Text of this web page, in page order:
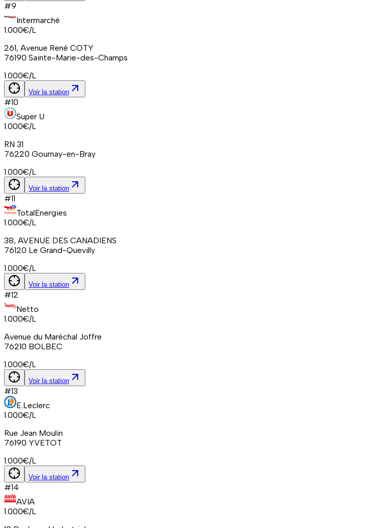
#9
Intermarché
1.000€/L
261, Avenue René COTY
76190 Sainte-Marie-des-Champs
1.000€/L
Voir la station
#10
Super U
1.000€/L
RN 31
76220 Gournay-en-Bray
1.000€/L
Voir la station
#11
TotalEnergies
1.000€/L
38, AVENUE DES CANADIENS
76120 Le Grand-Quevilly
1.000€/L
Voir la station
#12
Netto
1.000€/L
Avenue du Maréchal Joffre
76210 BOLBEC
1.000€/L
Voir la station
#13
E.Leclerc
1.000€/L
Rue Jean Moulin
76190 YVETOT
1.000€/L
Voir la station
#14
AVIA
1.000€/L